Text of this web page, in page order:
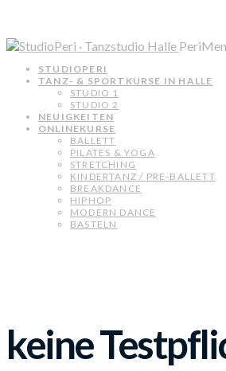
STUDIOPERI
TANZ- & SPORTKURSE IN HALLE
STUDIO 1
STUDIO 2
NEUIGKEITEN
ONLINEKURSE
BALLETT
PILATES & YOGA
STRETCHING
KINDERTANZ / PRE-BALLETT
BREAKDANCE
HIPHOP
MODERN DANCE
BASTELN
keine